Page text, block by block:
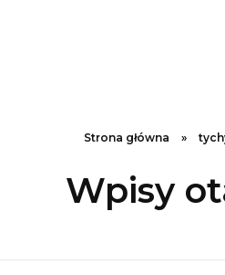
Strona główna »
Wpisy